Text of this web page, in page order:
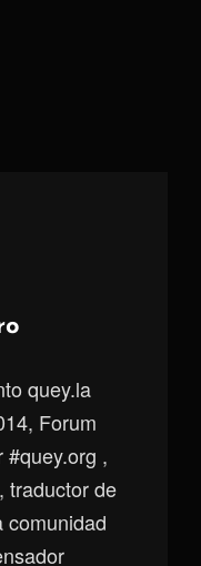
quey.la
Forum
#quey.org ,
traductor de
comunidad